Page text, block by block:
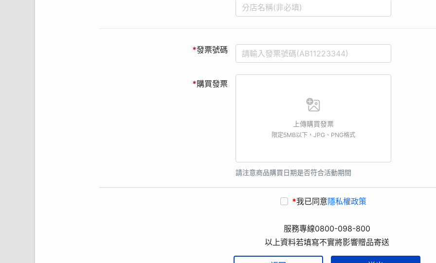
*發票號碼
*購買發票
上傳購買發票
限定5MB以下，JPG、PNG格式
請注意商品購買日期是否符合活動期間
*我已同意隱私權政策
服務專線0800-098-800
以上資料若填寫不實將影響贈品寄送